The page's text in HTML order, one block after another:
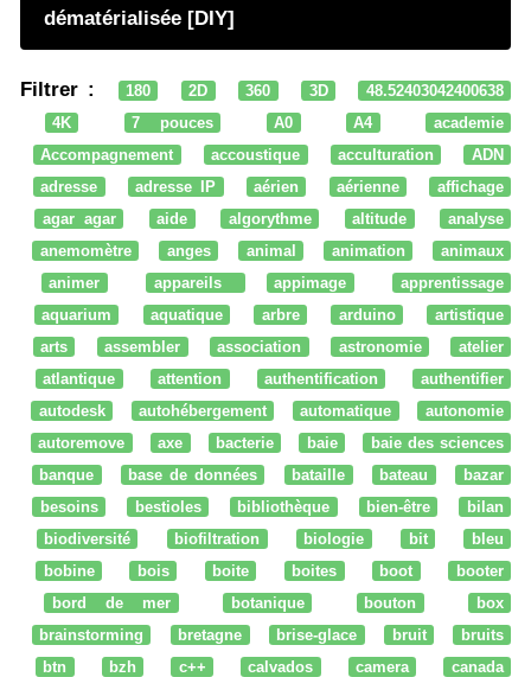
dématérialisée [DIY]
Filtrer : 180 2D 360 3D
48.52403042400638
4K
7 pouces A0 A4
academie
Accompagnement
accoustique acculturation
ADN
adresse
adresse IP aérien aérienne
affichage
agar agar
aide algorythme altitude
analyse
anemomètre
anges animal animation
animaux
animer
appareils appimage
apprentissage
aquarium
aquatique arbre arduino
artistique
arts
assembler association astronomie
atelier
atlantique
attention authentification
authentifier
autodesk
autohébergement automatique
autonomie
autoremove
axe bacterie baie
baie des sciences
banque
base de données bataille bateau
bazar
besoins
bestioles bibliothèque bien-être
bilan
biodiversité
biofiltration biologie bit
bleu
bobine
bois boite boites boot
booter
bord de mer
botanique bouton
box
brainstorming
bretagne brise-glace bruit
bruits
btn
bzh c++ calvados camera
canada